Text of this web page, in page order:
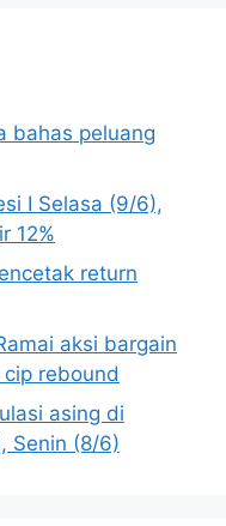
bahas peluang
I Selasa (9/6),
12%
return
aksi bargain
rebound
asing di
Senin (8/6)